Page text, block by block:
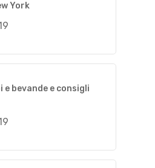
York
e bevande e consigli